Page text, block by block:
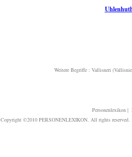
Weitere Begriffe : Vallisneri
Personenlexikon|
Copyright ©2010 PERSONENLEXIKON. All rights